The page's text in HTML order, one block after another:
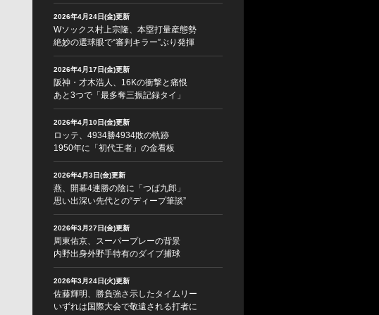
2026年4月24日(金)更新
Wソックス村上宗隆、本塁打量産態勢
絶妙の選球眼で“審判キラー”ぶり発揮
2026年4月17日(金)更新
阪神・才木浩人、16Kの衝撃と痛恨
あと3つで「最多奪三振記録タイ」
2026年4月10日(金)更新
ロッテ、4934勝4934敗の軌跡
1950年に「初代王者」の金看板
2026年4月3日(金)更新
燕、開幕4連勝の陰に「つば九郎」
思い出深い先代との“ディープ筆談”
2026年3月27日(金)更新
周東佑京、スーパープレーの背景
内野出身外野手特有のダイブ捕球
2026年3月24日(火)更新
佐藤輝明、勝負強さ示したタイムリー
いずれは国際大会で敬遠される打者に